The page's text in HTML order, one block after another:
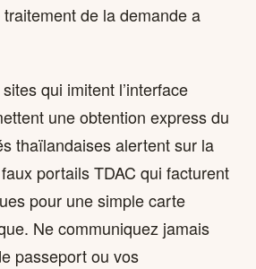
de la demande a
qui imitent l’interface
une obtention express du
thaïlandaises alertent sur la
portails TDAC qui facturent
pour une simple carte
Ne communiquez jamais
passeport ou vos